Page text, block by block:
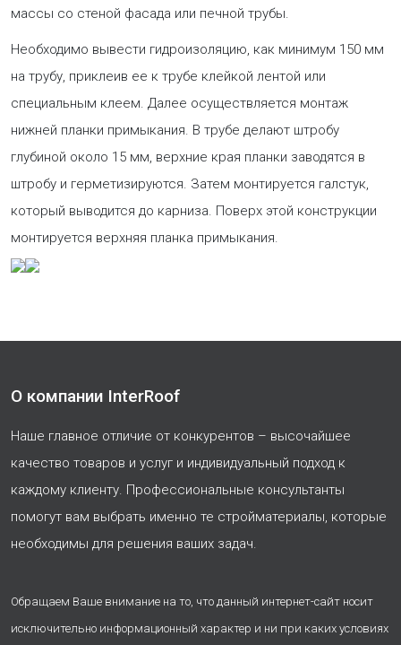
массы со стеной фасада или печной трубы.
Необходимо вывести гидроизоляцию, как минимум 150 мм
на трубу, приклеив ее к трубе клейкой лентой или
специальным клеем. Далее осуществляется монтаж
нижней планки примыкания. В трубе делают штробу
глубиной около 15 мм, верхние края планки заводятся в
штробу и герметизируются. Затем монтируется галстук,
который выводится до карниза. Поверх этой конструкции
монтируется верхняя планка примыкания.
О компании InterRoof
Наше главное отличие от конкурентов – высочайшее
качество товаров и услуг и индивидуальный подход к
каждому клиенту. Профессиональные консультанты
помогут вам выбрать именно те стройматериалы, которые
необходимы для решения ваших задач.
Обращаем Ваше внимание на то, что данный интернет-сайт носит
исключительно информационный характер и ни при каких условиях